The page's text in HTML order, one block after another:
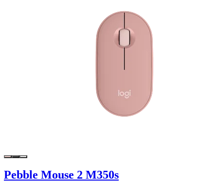
Pebble Mouse 2 M350s